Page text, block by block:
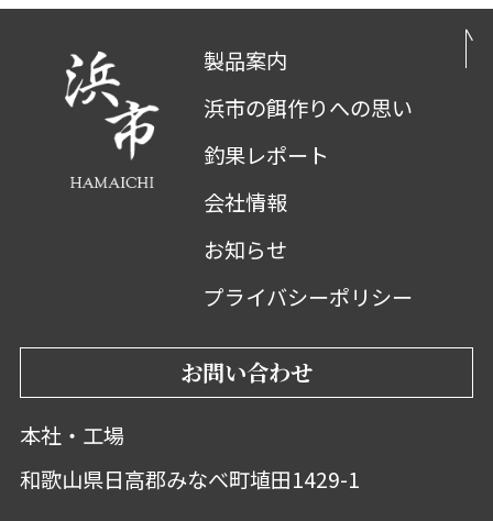
製品案内
浜市の餌作りへの思い
釣果レポート
会社情報
お知らせ
プライバシーポリシー
お問い合わせ
本社・工場
和歌山県日高郡みなべ町埴田1429-1